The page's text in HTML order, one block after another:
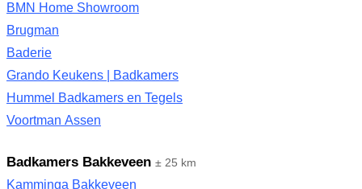
BMN Home Showroom
Brugman
Baderie
Grando Keukens | Badkamers
Hummel Badkamers en Tegels
Voortman Assen
Badkamers Bakkeveen ± 25 km
Kamminga Bakkeveen